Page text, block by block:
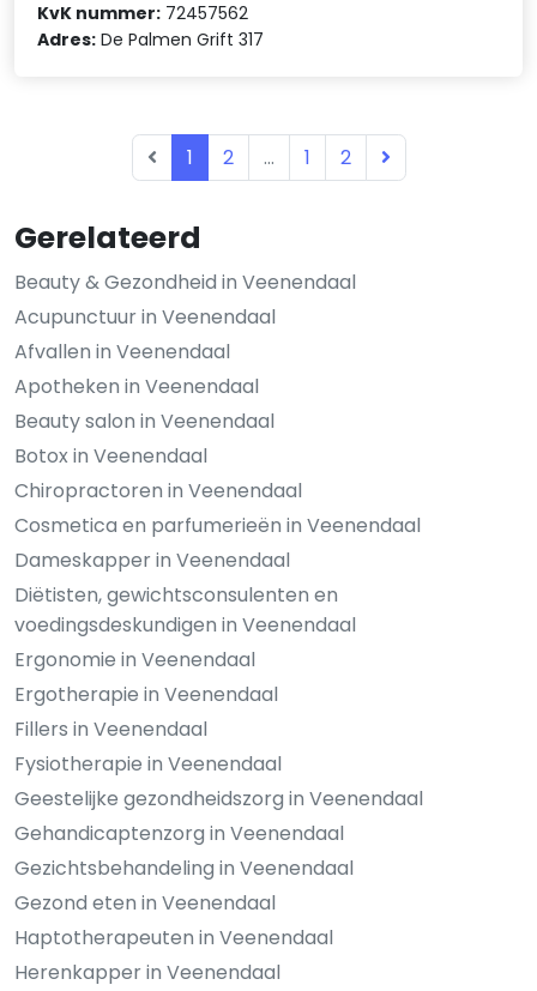
Gerelateerd
Beauty & Gezondheid in Veenendaal
Acupunctuur in Veenendaal
Afvallen in Veenendaal
Apotheken in Veenendaal
Beauty salon in Veenendaal
Botox in Veenendaal
Chiropractoren in Veenendaal
Cosmetica en parfumerieën in Veenendaal
Dameskapper in Veenendaal
Diëtisten, gewichtsconsulenten en
voedingsdeskundigen in Veenendaal
Ergonomie in Veenendaal
Ergotherapie in Veenendaal
Fillers in Veenendaal
Fysiotherapie in Veenendaal
Geestelijke gezondheidszorg in Veenendaal
Gehandicaptenzorg in Veenendaal
Gezichtsbehandeling in Veenendaal
Gezond eten in Veenendaal
Haptotherapeuten in Veenendaal
Herenkapper in Veenendaal
KvK nummer: 72457562
Adres: De Palmen Grift 317
1 2 ... 1 2